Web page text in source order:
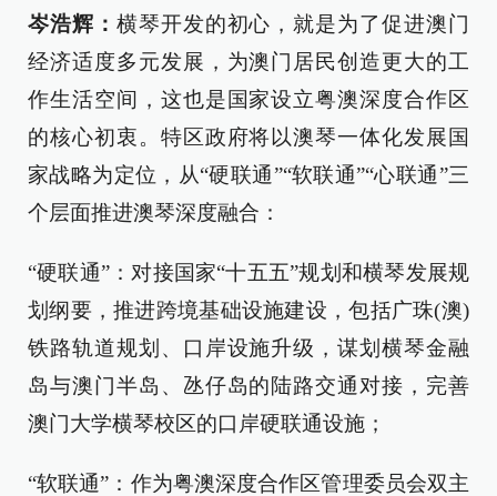
岑浩辉： 横琴开发的初心，就是为了促进澳门
经济适度多元发展，为澳门居民创造更大的工
作生活空间，这也是国家设立粤澳深度合作区
的核心初衷。特区政府将以澳琴一体化发展国
家战略为定位，从“硬联通”“软联通”“心联通”三
个层面推进澳琴深度融合：
“硬联通”：对接国家“十五五”规划和横琴发展规
划纲要，推进跨境基础设施建设，包括广珠(澳)
铁路轨道规划、口岸设施升级，谋划横琴金融
岛与澳门半岛、氹仔岛的陆路交通对接，完善
澳门大学横琴校区的口岸硬联通设施；
“软联通”：作为粤澳深度合作区管理委员会双主